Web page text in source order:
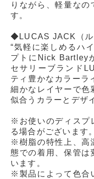
りながら、軽量なの
す。
◆LUCAS JACK（ル
“気軽に楽しめるハ
プトにNick Bartley
セサリーブランド
ティ豊かなカラーラ
細かなレイヤーで色
似合うカラーとデザ
※お使いのディスプ
る場合がございます。
※樹脂の特性上、高
態での着用、保管は
います。
※製品によって色合